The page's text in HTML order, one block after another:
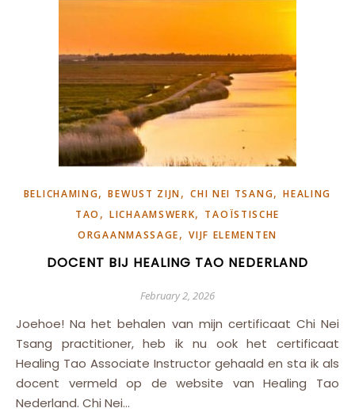
BELICHAMING,BEWUST ZIJN,CHI NEI TSANG,HEALING
TAO , LICHAAMSWERK, TAOÏSTISCHE
ORGAANMASSAGE,VIJF ELEMENTEN
DOCENT BIJ HEALING TAO NEDERLAND
February 2, 2026
Joehoe! Na het behalen van mijn certificaat Chi Nei
Tsang practitioner, heb ik nu ook het certificaat
Healing Tao Associate Instructor gehaald en sta ik als
docent vermeld op de website van Healing Tao
Nederland. Chi Nei…